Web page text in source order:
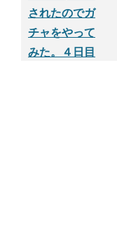
されたのでガ
チャをやって
みた。４日目